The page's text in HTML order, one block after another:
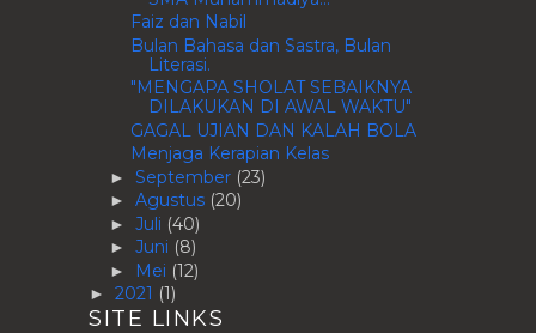
Faiz dan Nabil
Bulan Bahasa dan Sastra, Bulan
Literasi.
"MENGAPA SHOLAT SEBAIKNYA
DILAKUKAN DI AWAL WAKTU"
GAGAL UJIAN DAN KALAH BOLA
Menjaga Kerapian Kelas
► September (23)
► Agustus (20)
► Juli (40)
► Juni (8)
► Mei (12)
► 2021 (1)
SITE LINKS